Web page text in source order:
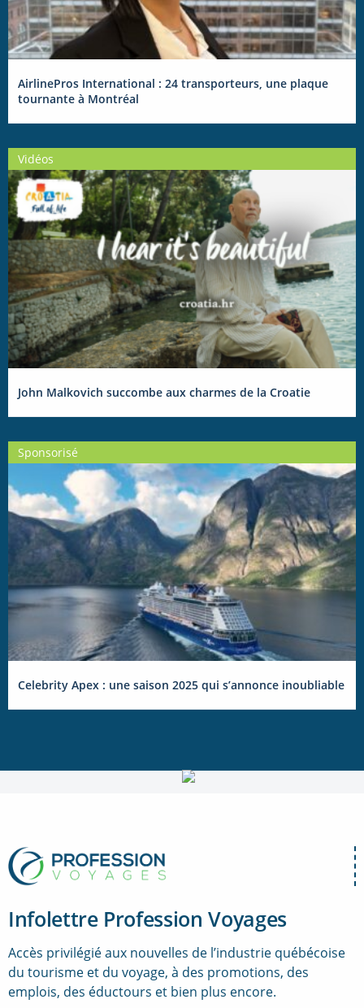
AirlinePros International : 24 transporteurs, une plaque
tournante à Montréal
Vidéos
John Malkovich succombe aux charmes de la Croatie
Sponsorisé
Celebrity Apex : une saison 2025 qui s’annonce inoubliable
Infolettre Profession Voyages
Accès privilégié aux nouvelles de l’industrie québécoise
du tourisme et du voyage, à des promotions, des
emplois, des éductours et bien plus encore.